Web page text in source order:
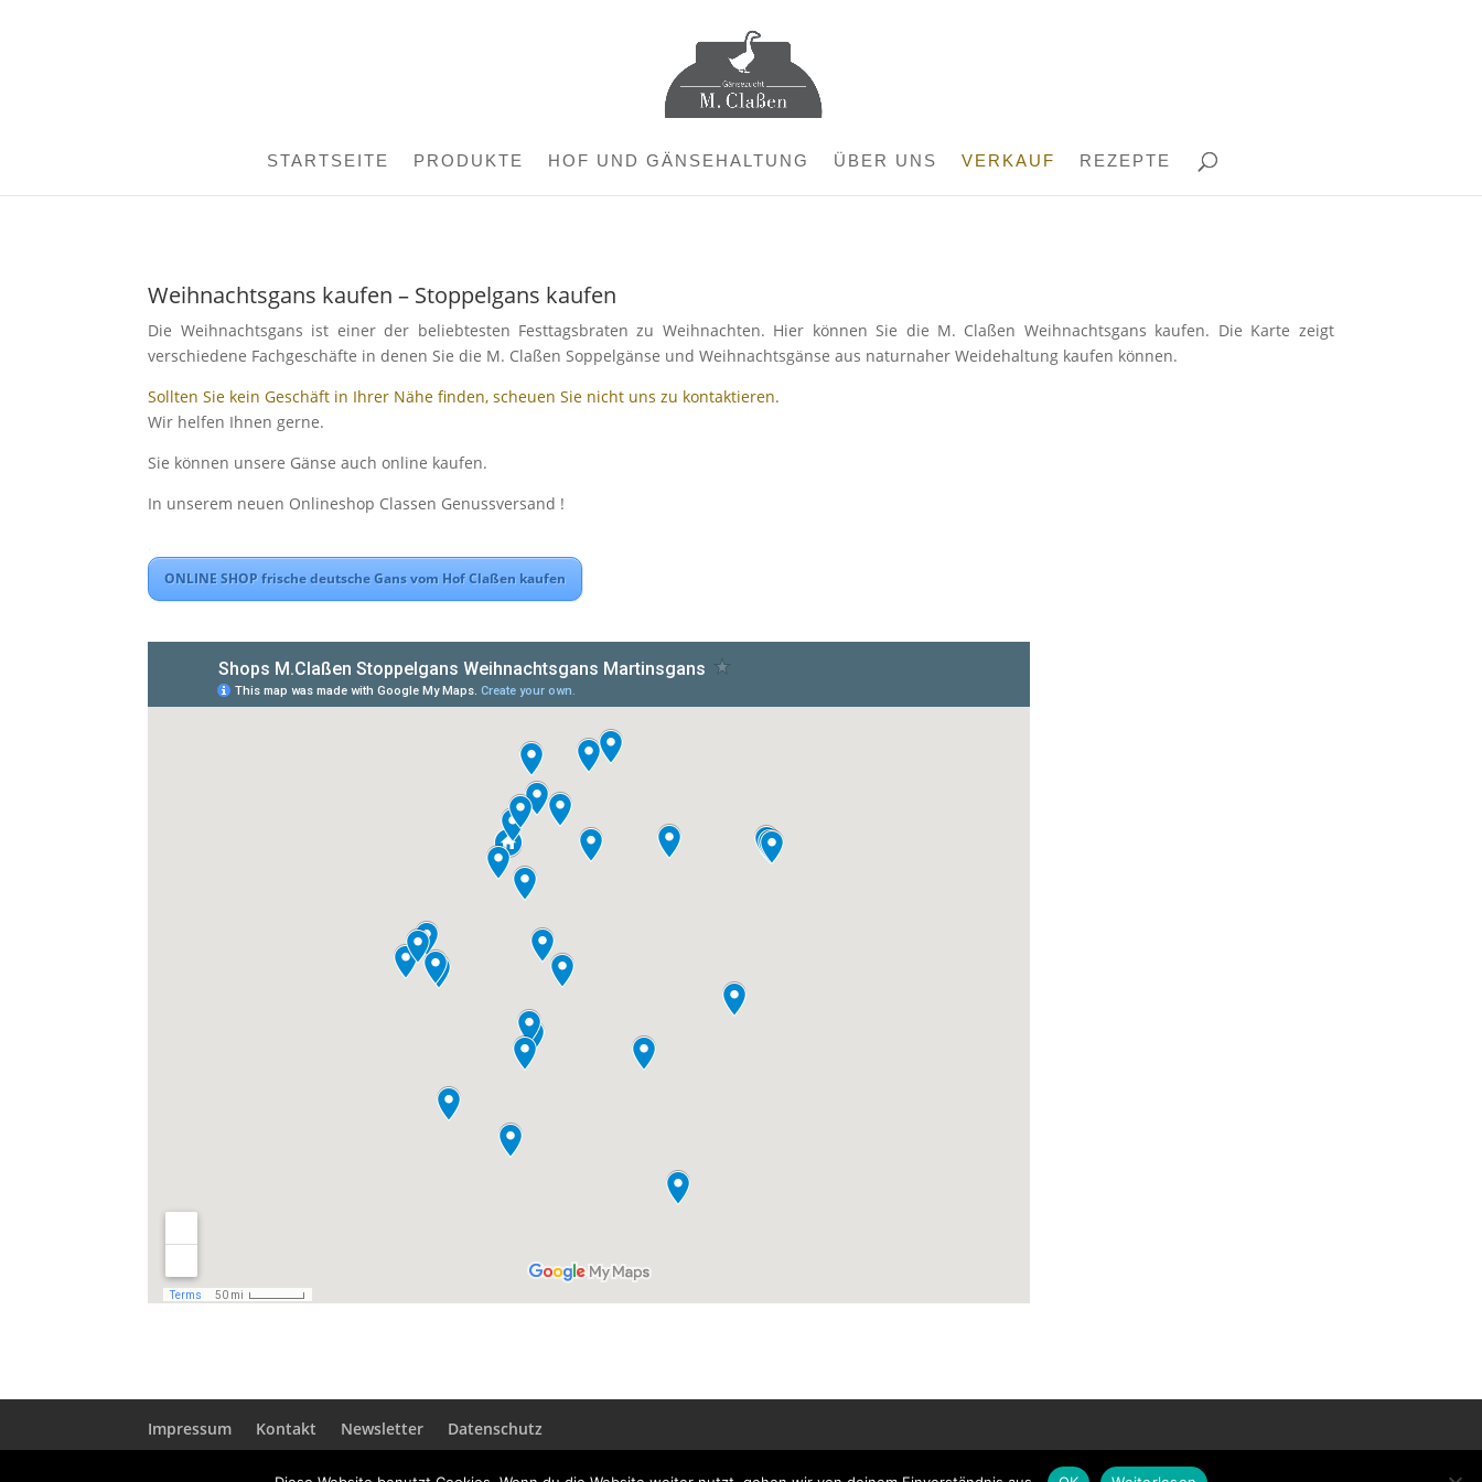
STARTSEITE PRODUKTE HOF UND GÄNSEHALTUNG ÜBER UNS VERKAUF REZEPTE
Weihnachtsgans kaufen – Stoppelgans kaufen
Die Weihnachtsgans ist einer der beliebtesten Festtagsbraten zu Weihnachten. Hier können Sie die M. Claßen Weihnachtsgans kaufen. Die Karte zeigt
verschiedene Fachgeschäfte in denen Sie die M. Claßen Soppelgänse und Weihnachtsgänse aus naturnaher Weidehaltung kaufen können.
Sollten Sie kein Geschäft in Ihrer Nähe finden, scheuen Sie nicht uns zu kontaktieren.
Wir helfen Ihnen gerne.
Sie können unsere Gänse auch online kaufen.
In unserem neuen Onlineshop Classen Genussversand !
.
ONLINE SHOP frische deutsche Gans vom Hof Claßen kaufen
Impressum Kontakt Newsletter Datenschutz